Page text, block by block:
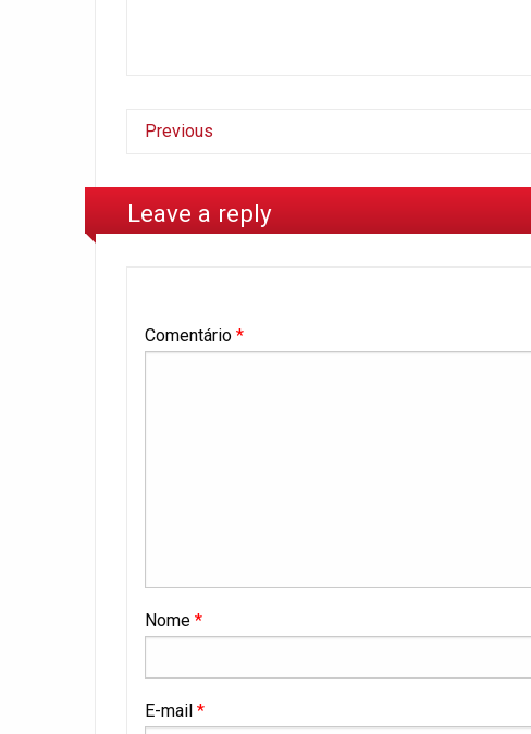
Previous
Leave a reply
Comentário *
Nome *
E-mail *